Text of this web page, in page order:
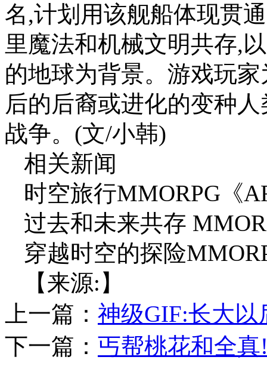
名,计划用该舰船体现贯
里魔法和机械文明共存,
的地球为背景。游戏玩
后的后裔或进化的变种
战争。(文/小韩)
相关新闻
时空旅行MMORPG《
过去和未来共存
穿越时空的探险
【来源:】
上一篇： 神级GIF:长大
下一篇： 丐帮桃花和全